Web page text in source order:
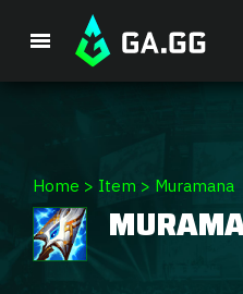
Spieler-Analyse
Home > Item > Muramana